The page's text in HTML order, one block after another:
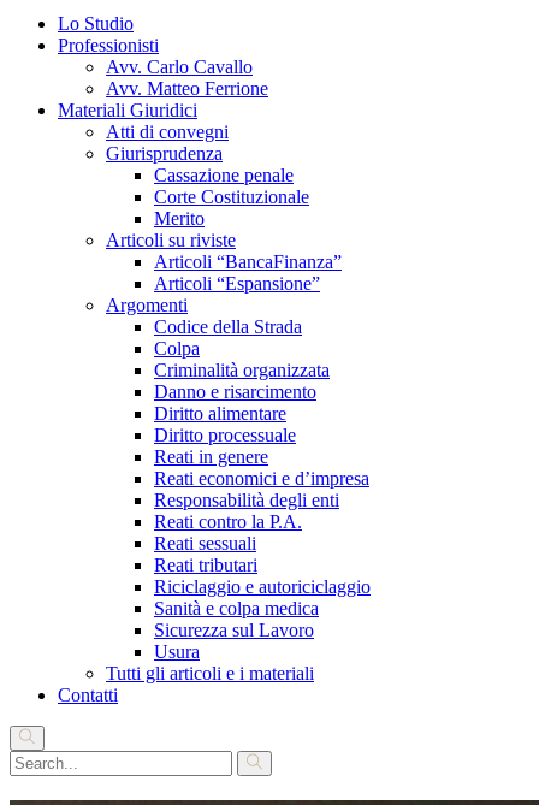
Lo Studio
Professionisti
Avv. Carlo Cavallo
Avv. Matteo Ferrione
Materiali Giuridici
Atti di convegni
Giurisprudenza
Cassazione penale
Corte Costituzionale
Merito
Articoli su riviste
Articoli “BancaFinanza”
Articoli “Espansione”
Argomenti
Codice della Strada
Colpa
Criminalità organizzata
Danno e risarcimento
Diritto alimentare
Diritto processuale
Reati in genere
Reati economici e d’impresa
Responsabilità degli enti
Reati contro la P.A.
Reati sessuali
Reati tributari
Riciclaggio e autoriciclaggio
Sanità e colpa medica
Sicurezza sul Lavoro
Usura
Tutti gli articoli e i materiali
Contatti